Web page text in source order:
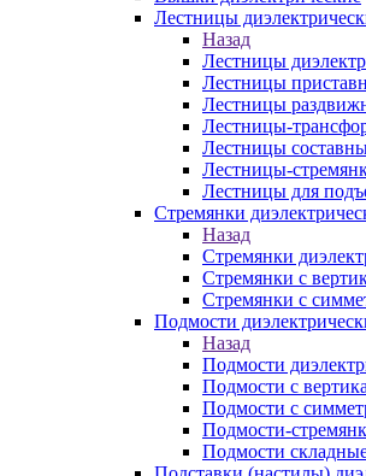
Лестницы
Назад
Лестницы
Лестницы
Лестницы
Лестницы-
Лестницы
Лестницы-
Лестницы для
Стремянки
Назад
Стремянки
Стремянки с
Стремянки с
Подмости
Назад
Подмости
Подмости с
Подмости с
Подмости-
Подмости